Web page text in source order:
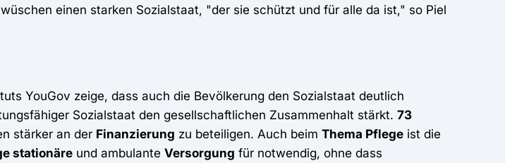
einen starken Sozialstaat, "der sie schützt und für alle da ist," so Piel
YouGov zeige, dass auch die Bevölkerung den Sozialstaat deutlich
Sozialstaat den gesellschaftlichen Zusammenhalt stärkt. 73
stärker an der Finanzierung zu beteiligen. Auch beim Thema Pflege ist die
stationäre und ambulante Versorgung für notwendig, ohne dass